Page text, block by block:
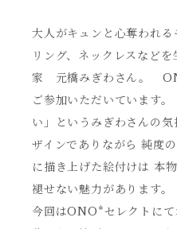
大人がキュンと心奪われ
リング、ネックレスなど
家 元橋みぎわさん。
ご参加いただいています
い」というみぎわさんの
ザインでありながら 純度
に描き上げた絵付けは 本
褪せない魅力があります。
今回はONO*セレクトにて